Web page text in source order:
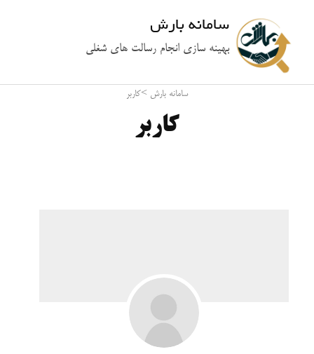
سامانه بارش
بهینه سازی انجام رسالت های شغلی
سامانه بارش >کاربر
کاربر